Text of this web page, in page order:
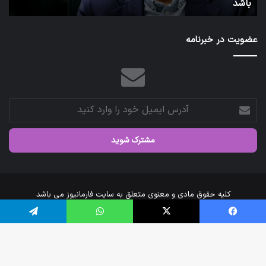
توئیت دکتر جهانپور مدیر سابق روابط عمومی وزارت بهداشت
عضویت در خبرنامه
آدرس
ایمیل
خود
وارد
کلیه حقوق مادی و معنوی متعلق به سایت فارمانیوز می باشد
خانه
ارتباط با ما
فیس بوک X واتس آپ تلگرام